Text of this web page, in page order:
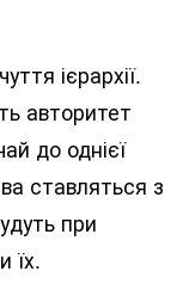
ієрархії.
авторитет
до однієї
ставляться з
при
їх.